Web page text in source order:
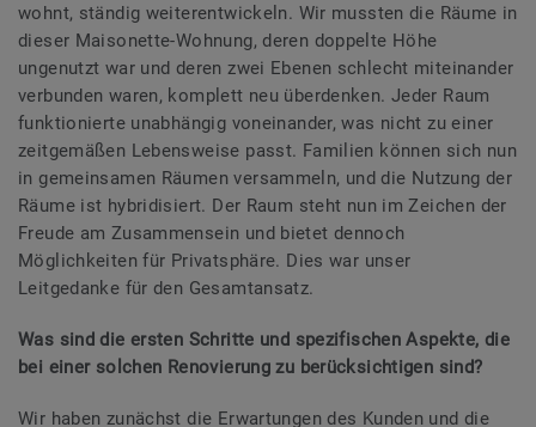
wohnt, ständig weiterentwickeln. Wir mussten die Räume in
dieser Maisonette-Wohnung, deren doppelte Höhe
ungenutzt war und deren zwei Ebenen schlecht miteinander
verbunden waren, komplett neu überdenken. Jeder Raum
funktionierte unabhängig voneinander, was nicht zu einer
zeitgemäßen Lebensweise passt. Familien können sich nun
in gemeinsamen Räumen versammeln, und die Nutzung der
Räume ist hybridisiert. Der Raum steht nun im Zeichen der
Freude am Zusammensein und bietet dennoch
Möglichkeiten für Privatsphäre. Dies war unser
Leitgedanke für den Gesamtansatz.
Was sind die ersten Schritte und spezifischen Aspekte, die
bei einer solchen Renovierung zu berücksichtigen sind?
Wir haben zunächst die Erwartungen des Kunden und die